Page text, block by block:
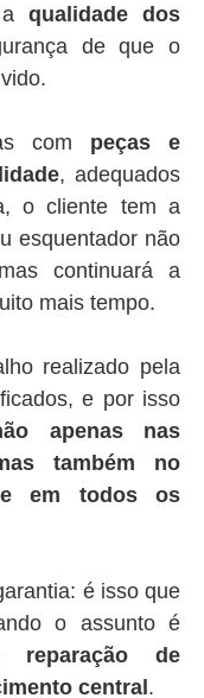
qualidade dos
de que o
com peças e
, adequados
o cliente tem a
esquentador não
continuará a
mais tempo.
realizado pela
e por isso
apenas nas
também no
e em todos os
é isso que
o assunto é
reparação de
central.